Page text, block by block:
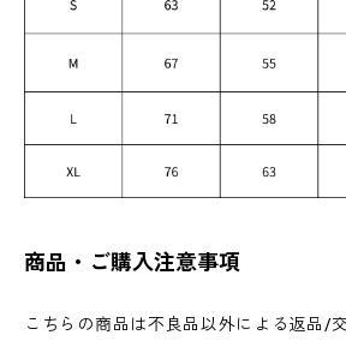
商品・ご購入注意事項
こちらの商品は不良品以外による返品/